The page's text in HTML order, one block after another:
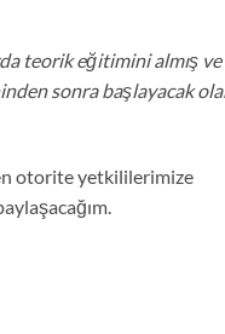
teorik eğitimini almış ve
sonra başlayacak
otorite yetkililerimize